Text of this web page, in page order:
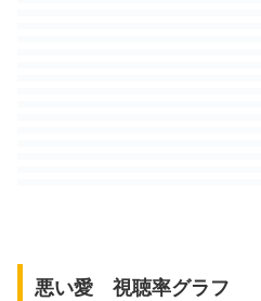
悪い愛 視聴率グラフ